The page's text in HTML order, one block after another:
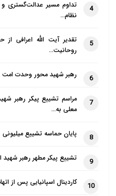
4
تداوم مسیر عدالت‌گستری و
نظام…
5
تقدیر آیت الله اعرافی
روحانیت…
6 رهبر شهید محور وحدت امت
7
مراسم تشییع پیکر رهبر
معلی به…
8 پایان حماسه تشییع
9 تشییع پیکر مطهر رهبر شهید
10 کاردینال اسپانیایی پس از